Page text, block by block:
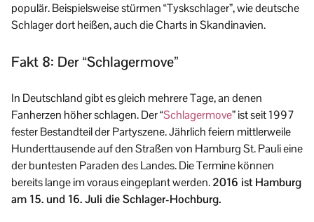
populär. Beispielsweise stürmen “Tyskschlager”, wie deutsche
Schlager dort heißen, auch die Charts in Skandinavien.
Fakt 8: Der “Schlagermove”
In Deutschland gibt es gleich mehrere Tage, an denen
Fanherzen höher schlagen. Der “Schlagermove” ist seit 1997
fester Bestandteil der Partyszene. Jährlich feiern mittlerweile
Hunderttausende auf den Straßen von Hamburg St. Pauli eine
der buntesten Paraden des Landes. Die Termine können
bereits lange im voraus eingeplant werden.2016 ist Hamburg
am 15. und 16. Juli die Schlager-Hochburg.